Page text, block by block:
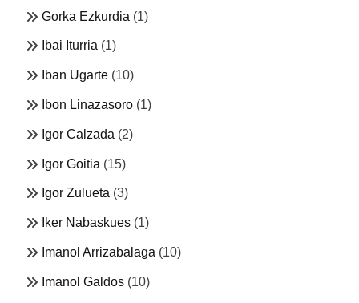
Gorka Ezkurdia (1)
Ibai Iturria (1)
Iban Ugarte (10)
Ibon Linazasoro (1)
Igor Calzada (2)
Igor Goitia (15)
Igor Zulueta (3)
Iker Nabaskues (1)
Imanol Arrizabalaga (10)
Imanol Galdos (10)